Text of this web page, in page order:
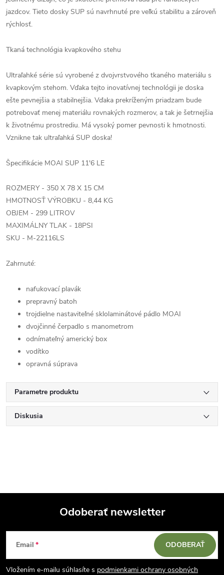
jazdcov. Tieto dosky SUP sú navrhnuté pre veľkú stabilitu a zároveň
rýchlosť.
Tkaná technológia kvapkového stehu
Ultraľahké série sú vyrobené z dvojvrstvového tkaného materiálu s
kvapkovým stehom. Vďaka tejto inovatívnej technológii je doska
ešte pevnejšia a stabilnejšia. Vďaka prekríženým priadzam bude
potrebovať menej materiálu rovnakých rozmerov, a tak je šetrnejšia
k životnému prostrediu. Má vysoký pomer pevnosti k hmotnosti.
Vznikne tak ultraľahká SUP doska!
Špecifikácie MOAI SUP 11'6 LE
ROZMERY - 350 X 78 X 15 CM
HMOTNOSŤ VÝROBKU - 8,44 KG
OBJEM - 299 LITROV
MAXIMÁLNY TLAK - 18PSI
SKU - M-22116LS
Zahrnuté:
nafukovací plavák
prepravný batoh
trojdielne nastaviteľné sklolaminátové pádlo MOAI
dvojčinné čerpadlo s manometrom
odnímateľný americký box
vodítko
opravná súprava
Parametre produktu
Diskusia
Z
á
Odoberať newsletter
Email
Vložením e-mailu súhlasíte s podmienkami ochrany osobných
ODOBERAŤ